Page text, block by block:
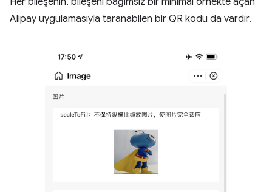
Alipay uygulamasıyla taranabilen bir QR kodu da vardır.